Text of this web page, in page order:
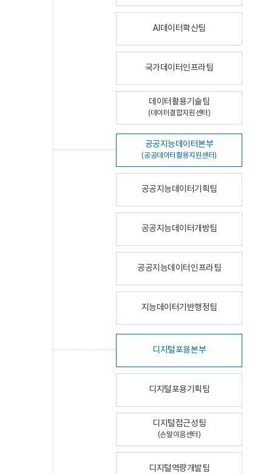
AI데이터확산팀
국가데이터인프라팀
데이터활용기술팀
(데이터결합지원센터)
공공지능데이터본부
(공공데이터활용지원센터)
공공지능데이터기획팀
공공지능데이터개방팀
공공지능데이터인프라팀
지능데이터기반행정팀
디지털포용본부
디지털포용기획팀
디지털접근성팀
(손말이음센터)
디지털역량개발팀